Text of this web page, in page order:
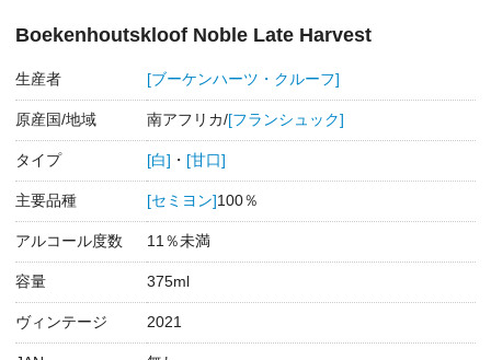
Boekenhoutskloof Noble Late Harvest
生産者 [ブーケンハーツ・クルーフ]
原産国/地域 南アフリカ/[フランシュック]
タイプ [白] ・ [甘口]
主要品種 [セミヨン] 100％
アルコール度数 11％未満
容量 375ml
ヴィンテージ 2021